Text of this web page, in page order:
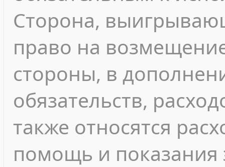
Сторона,
право на
стороны, в
обязательств,
также относятся
помощь и показания